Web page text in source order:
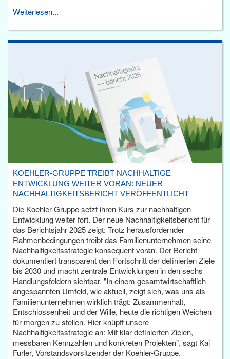
Weiterlesen...
KOEHLER-GRUPPE TREIBT NACHHALTIGE
ENTWICKLUNG WEITER VORAN: NEUER
NACHHALTIGKEITSBERICHT VERÖFFENTLICHT
Die Koehler-Gruppe setzt ihren Kurs zur nachhaltigen
Entwicklung weiter fort. Der neue Nachhaltigkeitsbericht für
das Berichtsjahr 2025 zeigt: Trotz herausfordernder
Rahmenbedingungen treibt das Familienunternehmen seine
Nachhaltigkeitsstrategie konsequent voran. Der Bericht
dokumentiert transparent den Fortschritt der definierten Ziele
bis 2030 und macht zentrale Entwicklungen in den sechs
Handlungsfeldern sichtbar. "In einem gesamtwirtschaftlich
angespannten Umfeld, wie aktuell, zeigt sich, was uns als
Familienunternehmen wirklich trägt: Zusammenhalt,
Entschlossenheit und der Wille, heute die richtigen Weichen
für morgen zu stellen. Hier knüpft unsere
Nachhaltigkeitsstrategie an: Mit klar definierten Zielen,
messbaren Kennzahlen und konkreten Projekten", sagt Kai
Furler, Vorstandsvorsitzender der Koehler-Gruppe.